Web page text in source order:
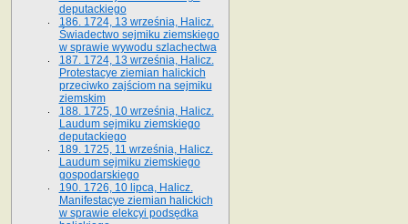
deputackiego
186. 1724, 13 września, Halicz.
Świadectwo sejmiku ziemskiego
w sprawie wywodu szlachectwa
187. 1724, 13 września, Halicz.
Protestacye ziemian halickich
przeciwko zajściom na sejmiku
ziemskim
188. 1725, 10 września, Halicz.
Laudum sejmiku ziemskiego
deputackiego
189. 1725, 11 września, Halicz.
Laudum sejmiku ziemskiego
gospodarskiego
190. 1726, 10 lipca, Halicz.
Manifestacye ziemian halickich
w sprawie elekcyi podsędka